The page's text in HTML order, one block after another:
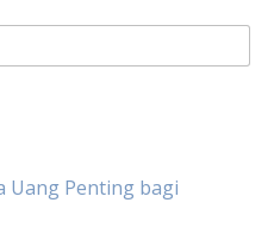
Uang Penting bagi